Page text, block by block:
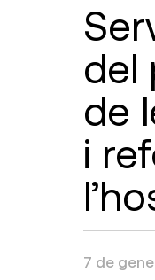
del
de
i
7 de